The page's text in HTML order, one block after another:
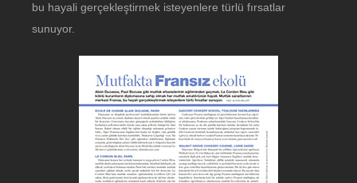
bu hayali gerçekleştirmek isteyenlere türlü fırsatlar
sunuyor.